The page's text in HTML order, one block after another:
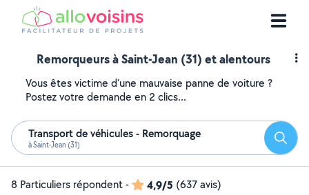
Remorqueurs à Saint-Jean (31) et alentours
Vous êtes victime d'une mauvaise panne de voiture ?
Postez votre demande en 2 clics...
Transport de véhicules - Remorquage
à Saint-Jean (31)
8 Particuliers répondent- 4,9/5 (637 avis)